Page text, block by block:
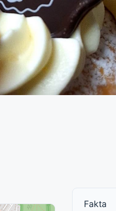
Fakta